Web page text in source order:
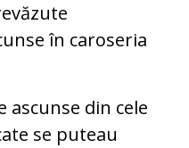
în caroseria
din cele
se puteau